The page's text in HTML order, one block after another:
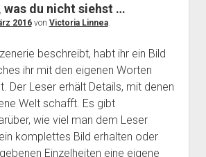
was du nicht siehst …
2016von Victoria Linnea.
beschreibt, habt ihr ein Bild
ihr mit den eigenen Worten
Der Leser erhält Details, mit denen
Welt schafft. Es gibt
wie viel man dem Leser
komplettes Bild erhalten oder
Einzelheiten eine eigene